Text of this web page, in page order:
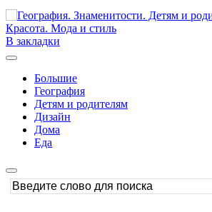
В закладки
Большие
География
Детям и родителям
Дизайн
Дома
Еда